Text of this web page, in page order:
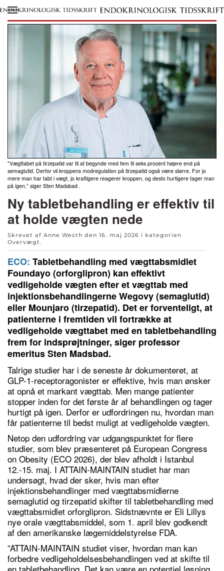
Skip to main content
"Vægttabet på tirzepatid var til at begynde med fem til seks procent højere end på
semaglutid. Derfor vil kroppens modregulation på tirzepatid også være større. For jo
mere man har tabt i vægt, jo kraftigere reagerer kroppen, og desto hurtigere tager man
på igen,” siger Sten Madsbad .
Ny tabletbehandling er effektiv til
at holde vægten nede
Skrevet af Anne Westh den 16. maj 2026 i kategorien
Overvægt.
ECO: Tabletbehandling med vægttabsmidlet
Foundayo (orforglipron) kan effektivt
vedligeholde vægten efter et vægttab med
injektionsbehandlingerne Wegovy (semaglutid)
eller Mounjaro (tirzepatid). Det er forventeligt, at
patienterne i fremtiden vil fortrække at
vedligeholde vægttabet med en tabletbehandling
frem for indsprøjtninger, siger professor
emeritus Sten Madsbad.
Talrige studier har i de seneste år dokumenteret, at
GLP-1-receptoragonister er effektive, hvis man ønsker
at opnå et markant vægttab. Men mange patienter
stopper inden for det første år af behandlingen og tager
hurtigt på igen. Derfor er udfordringen nu, hvordan man
får patienterne til bedst muligt at vedligeholde vægten.
Netop den udfordring var udgangspunktet for flere
studier, som blev præsenteret på European Congress
on Obesity (ECO 2026), der blev afholdt i Istanbul
12.-15. maj. I ATTAIN-MAINTAIN studiet har man
undersøgt, hvad der sker, hvis man efter
injektionsbehandlinger med vægttabsmidlerne
semaglutid og tirzepatid skifter til tabletbehandling med
vægttabsmidlet orforglipron. Sidstnævnte er Eli Lillys
nye orale vægttabsmiddel, som 1. april blev godkendt
af den amerikanske lægemiddelstyrelse FDA.
”ATTAIN-MAINTAIN studiet viser, hvordan man kan
forbedre vedligeholdelsesbehandlingen ved at skifte til